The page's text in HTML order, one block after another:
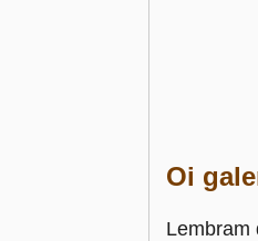
Oi
Lembram